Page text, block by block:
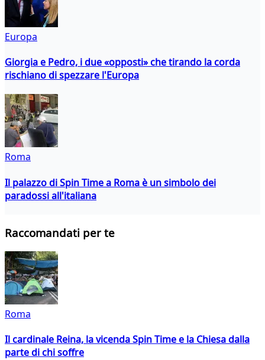
Europa
Giorgia e Pedro, i due «opposti» che tirando la corda
rischiano di spezzare l'Europa
Roma
Il palazzo di Spin Time a Roma è un simbolo dei
paradossi all'italiana
Raccomandati per te
Roma
Il cardinale Reina, la vicenda Spin Time e la Chiesa dalla
parte di chi soffre